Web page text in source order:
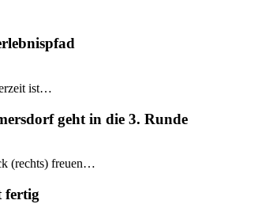
ist…
geht in die 3. Runde
(rechts) freuen…
fertig